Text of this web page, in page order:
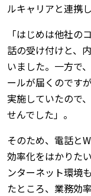
ルキャリアと連携
「はじめは他社の
話の受け付けと、
いました。一方で
ールが届くのです
実施していたので
せんでした」。
そのため、電話と
効率化をはかりた
ンターネット環境
たところ、業務効